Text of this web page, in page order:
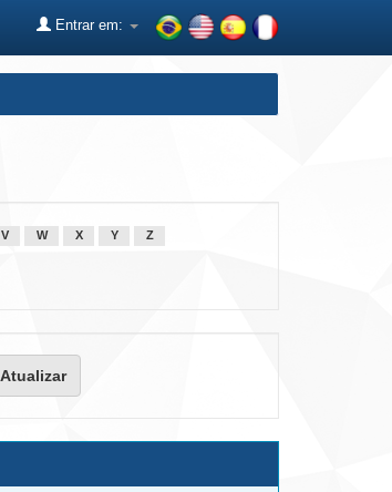
Entrar em:
V W X Y Z